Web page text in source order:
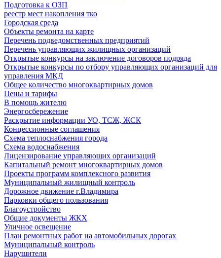
Подготовка к ОЗП
реестр мест накопления тко
Городская среда
Объекты ремонта на карте
Перечень подведомственных предприятий
Перечень управляющих жилищных организаций
Открытые конкурсы на заключение договоров подряда
Открытые конкурсы по отбору управляющих организаций для
управления МКД
Общее количество многоквартирных домов
Цены и тарифы
В помощь жителю
Энергосбережение
Раскрытие информации УО, ТСЖ, ЖСК
Концессионные соглашения
Схема теплоснабжения города
Схема водоснабжения
Лицензирование управляющих организаций
Капитальный ремонт многоквартирных домов
Проекты программ комплексного развития
Муниципальный жилищный контроль
Дорожное движение г.Владимира
Парковки общего пользования
Благоустройство
Общие документы ЖКХ
Уличное освещение
План ремонтных работ на автомобильных дорогах
Муниципальный контроль
Нарушители